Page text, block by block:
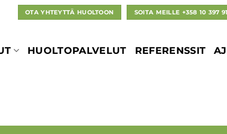
OTA YHTEYTTÄ HUOLTOON SOITA MEILLE +358 10 397
HUOLTOPALVELUT REFERENSSIT